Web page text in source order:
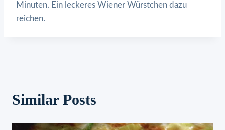
Minuten. Ein leckeres Wiener Würstchen dazu
reichen.
Similar Posts